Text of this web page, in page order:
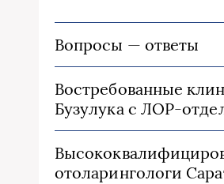
Вопросы — ответы
Востребованные
Бузулука с ЛОР-
отоларингологи